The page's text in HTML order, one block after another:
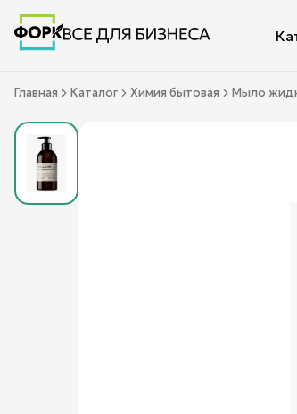
Главная Каталог Химия бытовая Мыло